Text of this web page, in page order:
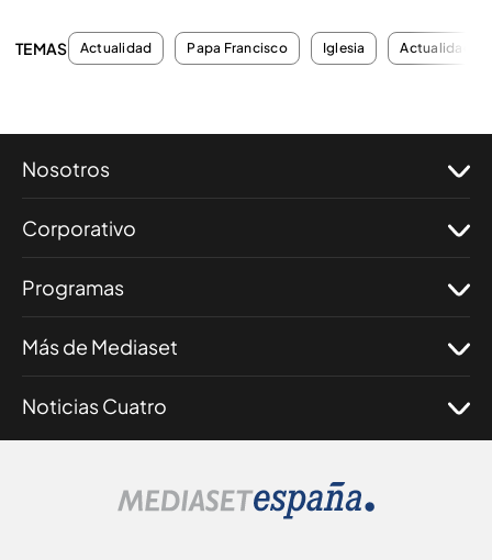
TEMAS Actualidad Papa Francisco Iglesia Actualidad
Nosotros
Corporativo
Programas
Más de Mediaset
Noticias Cuatro